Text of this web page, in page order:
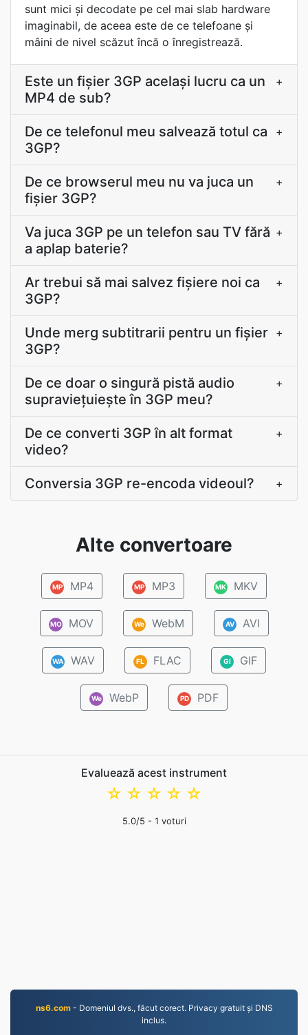
sunt mici și decodate pe cel mai slab hardware
imaginabil, de aceea este de ce telefoane și
mâini de nivel scăzut încă o înregistrează.
Este un fișier 3GP același lucru ca un
MP4 de sub?
+
De ce telefonul meu salvează totul ca
3GP?
+
De ce browserul meu nu va juca un
fișier 3GP?
+
Va juca 3GP pe un telefon sau TV fără
a aplap baterie?
+
Ar trebui să mai salvez fișiere noi ca
3GP?
+
Unde merg subtitrarii pentru un fișier
3GP?
+
De ce doar o singură pistă audio
supravieţuieşte în 3GP meu?
+
De ce converti 3GP în alt format
video?
+
Conversia 3GP re-encoda videoul? +
Alte convertoare
MP MP4 MP MP3 MK MKV
MO MOV We WebM AV AVI
WA WAV FL FLAC GI GIF
We WebP PD PDF
Evaluează acest instrument
☆
☆
☆
☆
☆
5.0/5 - 1 voturi
ns6.com- Domeniul dvs., făcut corect. Privacy gratuit și DNS
inclus.